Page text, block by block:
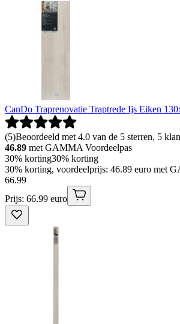
CanDo Traprenovatie Traptrede Ijs Eiken
(5)Beoordeeld met 4.0 van de 5 sterren, 5
46.89 met GAMMA Voordeelpas
30% korting30% korting
30% korting, voordeelprijs: 46.89 euro met
66.99
Prijs: 66.99 euro